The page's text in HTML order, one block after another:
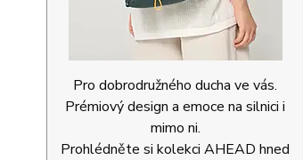
Pro dobrodružného ducha ve vás.
Prémiový design a emoce na silnici i
mimo ni.
Prohlédněte si kolekci AHEAD hned